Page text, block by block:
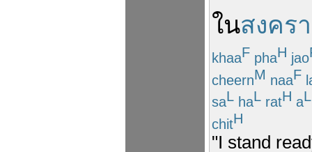
ในสงคร
khaaF phaH jao
cheernM naaF
saL haL ratH aL
chitH
"I stand